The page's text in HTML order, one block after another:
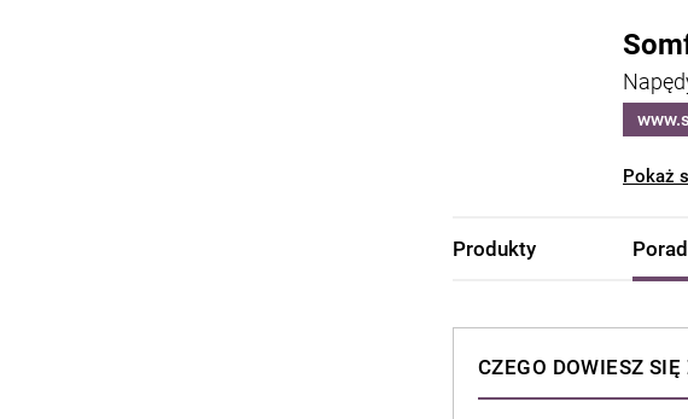
Pokaż
Produkty
CZEGO DOWIESZ